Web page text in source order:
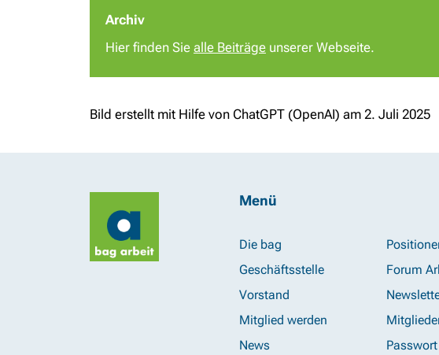
Archiv
Hier finden Sie alle Beiträge unserer Webseite.
Bild erstellt mit Hilfe von ChatGPT (OpenAI) am 2. Juli 2025
Menü
Die bag
Geschäftsstelle
Vorstand
Mitglied werden
News
Forum